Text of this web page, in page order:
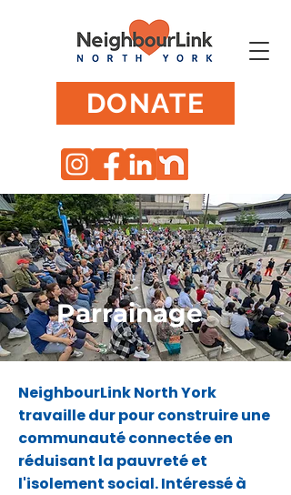
DONATE
Parrainage
NeighbourLink North York
travaille dur pour construire une
communauté connectée en
réduisant la pauvreté et
l'isolement social. Intéressé à